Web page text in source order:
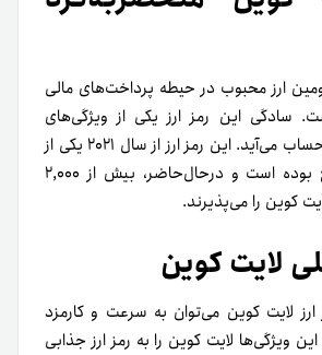
ارز محبوب در حیطه پرداخت‌های مالی
سادگی این رمز ارز یکی از ویژگی‌های
منحصر‌به‌فرد آن به‌حساب می‌آید. این رمز ارز از سال ۲۰۲۱ یکی از
رمز‌ارز‌های پایه رایج بوده است و درحال‌حاضر، بیش از ۲,۰۰۰
کوین را می‌پذیرند.
لایت کوین
ارز لایت کوین می‌توان به سرعت و کارمزد
ویژگی‌ها لایت کوین را به‌ رمز ارز جذابی